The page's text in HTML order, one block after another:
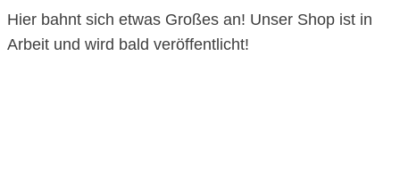
Hier bahnt sich etwas Großes an! Unser Shop ist in
Arbeit und wird bald veröffentlicht!